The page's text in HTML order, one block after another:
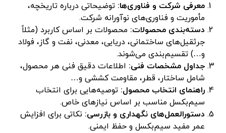
معرفی شرکت و فناوری‌ها: توضیحاتی درباره تاریخچه،
مأموریت و فناوری‌های نوآورانه شرکت.
دسته‌بندی محصولات: محصولات بر اساس کاربرد (مثلاً
جرثقیل‌های ساختمانی، دریایی، معدنی، نفت و گاز، فولاد
و…) تقسیم‌بندی می‌شوند.
جداول مشخصات فنی: اطلاعات دقیق فنی هر محصول،
شامل ساختار، قطر، مقاومت کششی و…
راهنمای انتخاب محصول: توصیه‌هایی برای انتخاب
سیم‌بکسل مناسب بر اساس نیازهای خاص.
دستورالعمل‌های نگهداری و بازرسی: نکاتی برای افزایش
عمر مفید سیم‌بکسل و حفظ ایمنی.